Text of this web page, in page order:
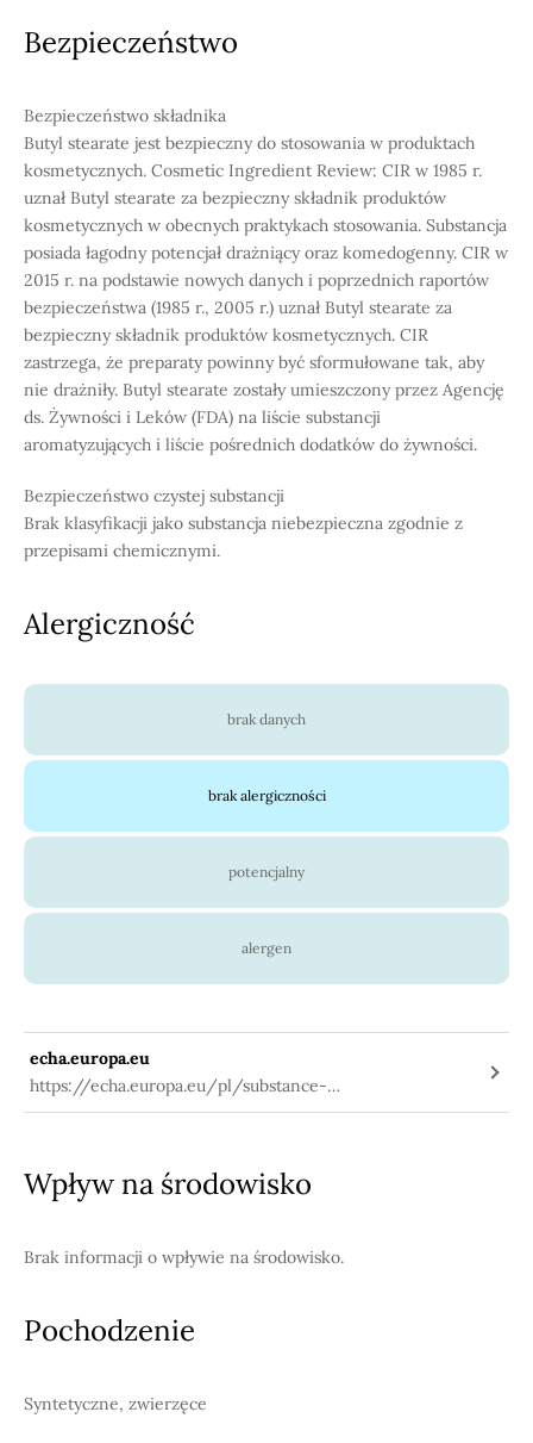
Bezpieczeństwo
Bezpieczeństwo składnika
Butyl stearate jest bezpieczny do stosowania w produktach
kosmetycznych. Cosmetic Ingredient Review: CIR w 1985 r.
uznał Butyl stearate za bezpieczny składnik produktów
kosmetycznych w obecnych praktykach stosowania. Substancja
posiada łagodny potencjał drażniący oraz komedogenny. CIR w
2015 r. na podstawie nowych danych i poprzednich raportów
bezpieczeństwa (1985 r., 2005 r.) uznał Butyl stearate za
bezpieczny składnik produktów kosmetycznych. CIR
zastrzega, że preparaty powinny być sformułowane tak, aby
nie drażniły. Butyl stearate zostały umieszczony przez Agencję
ds. Żywności i Leków (FDA) na liście substancji
aromatyzujących i liście pośrednich dodatków do żywności.
Bezpieczeństwo czystej substancji
Brak klasyfikacji jako substancja niebezpieczna zgodnie z
przepisami chemicznymi.
Alergiczność
brak danych
brak alergiczności
potencjalny
alergen
echa.europa.eu
https://echa.europa.eu/pl/substance-
information/-/substanceinfo/100.004.243
Wpływ na środowisko
Brak informacji o wpływie na środowisko.
Pochodzenie
Syntetyczne, zwierzęce